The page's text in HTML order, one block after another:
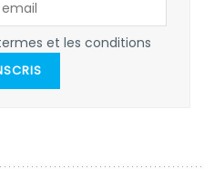
et les conditions